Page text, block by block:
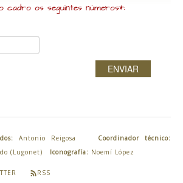
cadro os seguintes números*:
ENVIAR
Antonio Reigosa Coordinador técnico:
(Lugonet) Iconografía: Noemí López
RSS